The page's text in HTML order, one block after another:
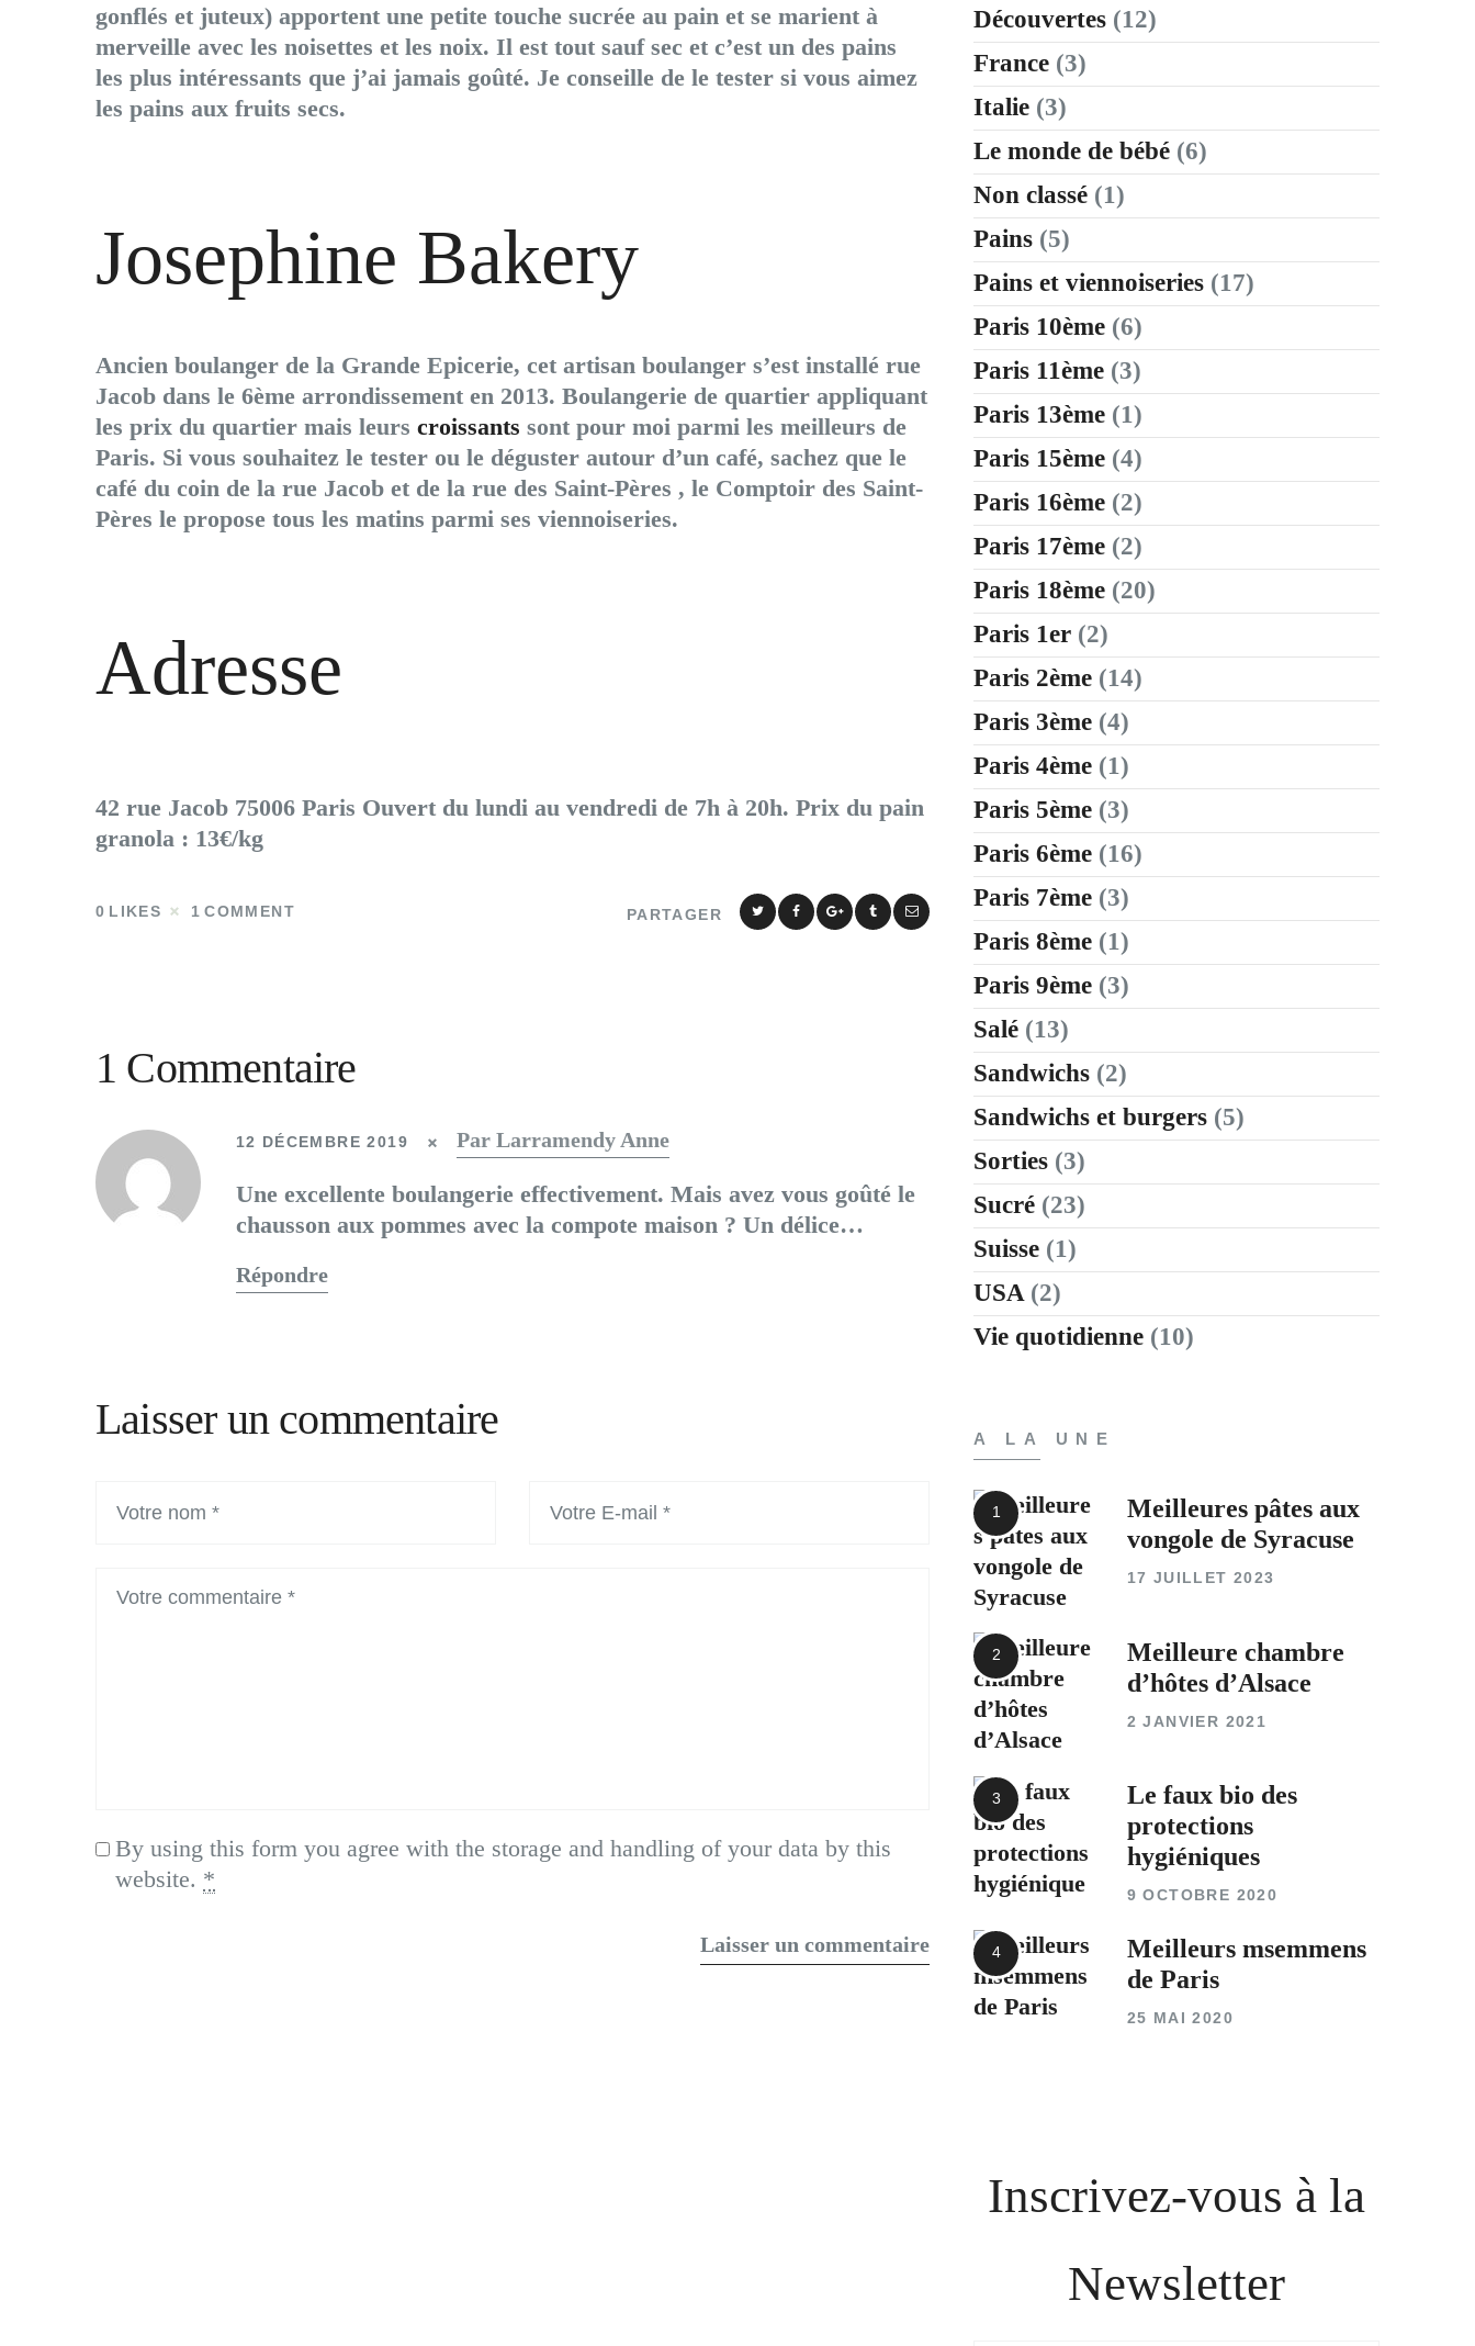
gonflés et juteux) apportent une petite touche sucrée au pain et se marient à
merveille avec les noisettes et les noix. Il est tout sauf sec et c’est un des pains
les plus intéressants que j’ai jamais goûté. Je conseille de le tester si vous aimez
les pains aux fruits secs.
Josephine Bakery
Ancien boulanger de la Grande Epicerie, cet artisan boulanger s’est installé rue
Jacob dans le 6ème arrondissement en 2013. Boulangerie de quartier appliquant
les prix du quartier mais leurs croissants sont pour moi parmi les meilleurs de
Paris. Si vous souhaitez le tester ou le déguster autour d’un café, sachez que le
café du coin de la rue Jacob et de la rue des Saint-Pères , le Comptoir des Saint-
Pères le propose tous les matins parmi ses viennoiseries.
Adresse
42 rue Jacob 75006 Paris Ouvert du lundi au vendredi de 7h à 20h. Prix du pain
granola : 13€/kg
PARTAGER
0 LIKES 1 COMMENT
1 Commentaire
12 DÉCEMBRE 2019 Par Larramendy Anne
Une excellente boulangerie effectivement. Mais avez vous goûté le
chausson aux pommes avec la compote maison ? Un délice…
Répondre
Laisser un commentaire
By using this form you agree with the storage and handling of your data by this
website. *
Découvertes (12)
France (3)
Italie (3)
Le monde de bébé (6)
Non classé (1)
Pains (5)
Pains et viennoiseries (17)
Paris 10ème (6)
Paris 11ème (3)
Paris 13ème (1)
Paris 15ème (4)
Paris 16ème (2)
Paris 17ème (2)
Paris 18ème (20)
Paris 1er (2)
Paris 2ème (14)
Paris 3ème (4)
Paris 4ème (1)
Paris 5ème (3)
Paris 6ème (16)
Paris 7ème (3)
Paris 8ème (1)
Paris 9ème (3)
Salé (13)
Sandwichs (2)
Sandwichs et burgers (5)
Sorties (3)
Sucré (23)
Suisse (1)
USA (2)
Vie quotidienne (10)
A LA UNE
Meilleures pâtes aux
vongole de Syracuse
17 JUILLET 2023
Meilleure chambre
d’hôtes d’Alsace
2 JANVIER 2021
Le faux bio des
protections
hygiéniques
9 OCTOBRE 2020
Meilleurs msemmens
de Paris
25 MAI 2020
Inscrivez-vous à la
Newsletter